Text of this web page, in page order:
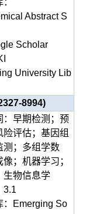
Abstract S
Scholar
University Lib
8994)
：早期检测；预
险评估；基因组
测；多组学数
；机器学习；
生物信息学
3.1
：Emerging So